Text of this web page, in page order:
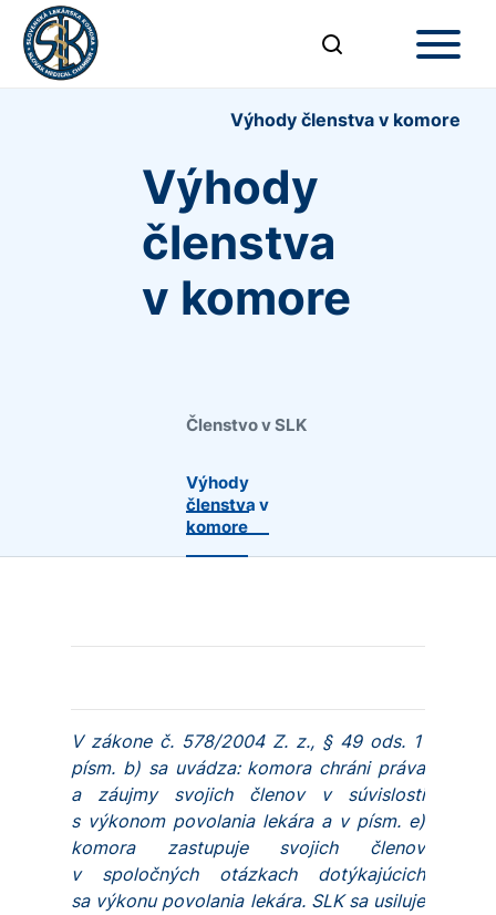
Výhody členstva v komore
Výhody
členstva
v komore
Členstvo v SLK
Výhody
členstva v
komore
V zákone č. 578/2004 Z. z., § 49 ods. 1
písm. b) sa uvádza: komora chráni práva
a záujmy svojich členov v súvislosti
s výkonom povolania lekára a v písm. e)
komora zastupuje svojich členov
v spoločných otázkach dotýkajúcich
sa výkonu povolania lekára. SLK sa usiluje